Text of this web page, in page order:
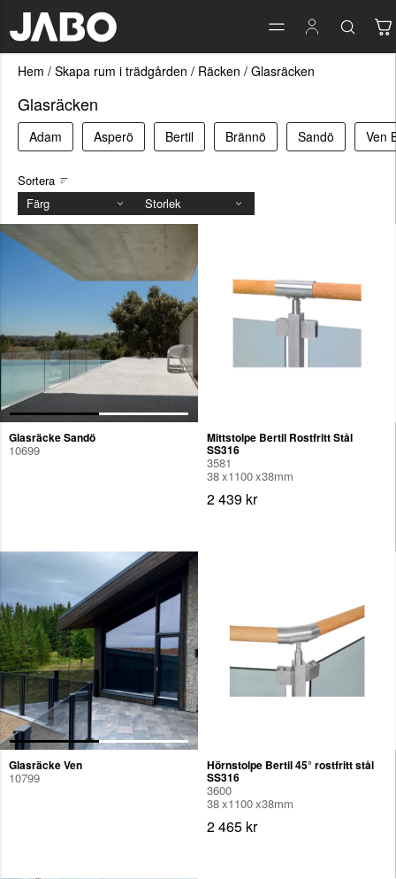
Hem / Skapa rum i trädgården / Räcken / Glasräcken
Glasräcken
Adam Asperö Bertil Brännö Sandö Ven
Färg Storlek
Sortera
Glasräcke Sandö
10699
Mittstolpe Bertil Rostfritt Stål
SS316
3581
38 1100 38mm
2 439 kr
Glasräcke Ven
10799
Hörnstolpe Bertil 45° rostfritt stål
SS316
3600
38 1100 38mm
2 465 kr